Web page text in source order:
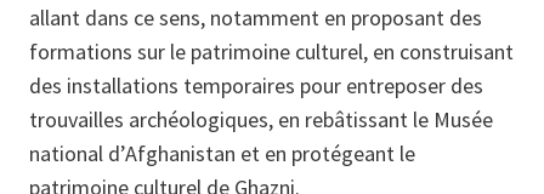
allant dans ce sens, notamment en proposant des
formations sur le patrimoine culturel, en construisant
des installations temporaires pour entreposer des
trouvailles archéologiques, en rebâtissant le Musée
national d’Afghanistan et en protégeant le
patrimoine culturel de Ghazni.